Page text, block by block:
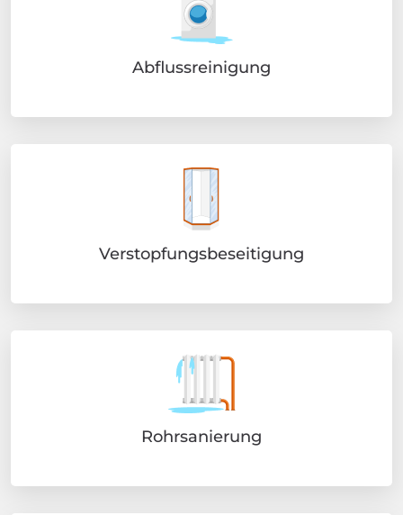
Abflussreinigung
Verstopfungsbeseitigung
Rohrsanierung